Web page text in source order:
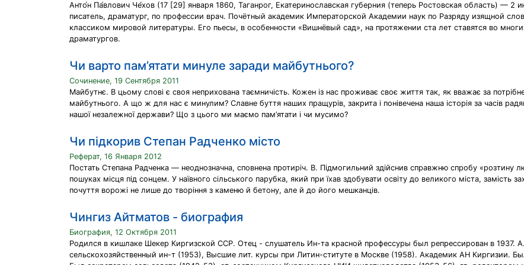
Анто́н Па́влович Че́хов (17 [29] января 1860, Таганрог, Екатеринославская губерния (теперь Ростовская область) —
писатель, драматург, по профессии врач. Почётный академик Императорской Академии наук по Разряду изящной
классиком мировой литературы. Его пьесы, в особенности «Вишнёвый сад», на протяжении ста лет ставятся во
драматургов.
Чи варто пам’ятати минуле заради майбутнього?
Сочинение, 19 Сентября 2011
Майбутнє. В цьому слові є своя неприхована таємничість. Кожен із нас проживає своє життя так, як вважає за
майбутнього. А що ж для нас є минулим? Славне буття наших пращурів, закрита і понівечена наша історія за часів
нашої незалежної держави? Що з цього ми маємо пам’ятати і чи мусимо?
Чи підкорив Степан Радченко місто
Реферат, 16 Января 2012
Постать Степана Радченка — неоднозначна, сповнена протиріч. В. Підмогильний здійснив справжню спробу «розтину
пошуках місця під сонцем. У наївного сільського парубка, який при їхав здобувати освіту до великого міста, замість
почуття ворожі не лише до творіння з каменю й бетону, але й до його мешканців.
Чингиз Айтматов - биография
Биография, 12 Октября 2011
Родился в кишлаке Шекер Киргизской ССР. Отец - слушатель Ин-та красной профессуры был репрессирован в 1937.
сельскохозяйственный ин-т (1953), Высшие лит. курсы при Литин-ституте в Москве (1958). Академик АН Киргизии.